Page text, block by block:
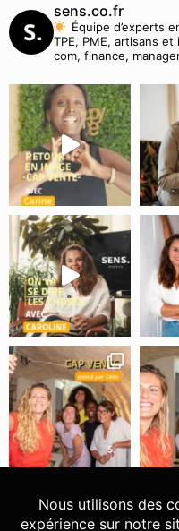
sens.co.fr
Équipe d’experts
TPE, PME, artisans
com, finance,